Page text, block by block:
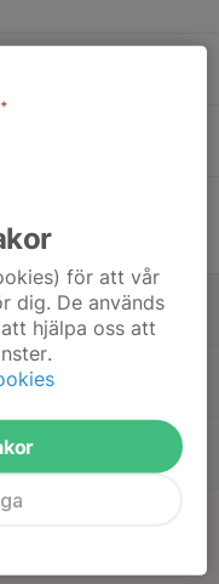
A
HC
för att vår
dig. De används
hjälpa oss att